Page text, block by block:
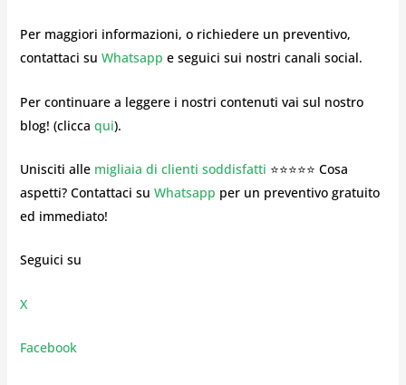
Per maggiori informazioni, o richiedere un preventivo,
contattaci su Whatsapp e seguici sui nostri canali social.
Per continuare a leggere i nostri contenuti vai sul nostro
blog! (clicca qui).
Unisciti alle migliaia di clienti soddisfatti ⭐⭐⭐⭐⭐ Cosa
aspetti? Contattaci su Whatsapp per un preventivo gratuito
ed immediato!
Seguici su
X
Facebook